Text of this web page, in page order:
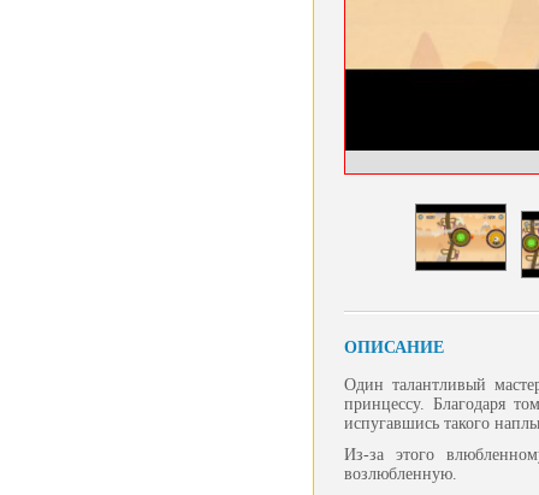
ОПИСАНИЕ
Один талантливый
принцессу. Благодаря
испугавшись такого
Из-за этого
возлюбленную.